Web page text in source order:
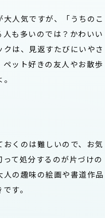
人気ですが、「うちのこ
も多いのでは？かわいい
は、見返すたびにいやさ
ット好きの友人やお散歩
くのは難しいので、お気
て処分するのが片づけの
の趣味の絵画や書道作品
す。